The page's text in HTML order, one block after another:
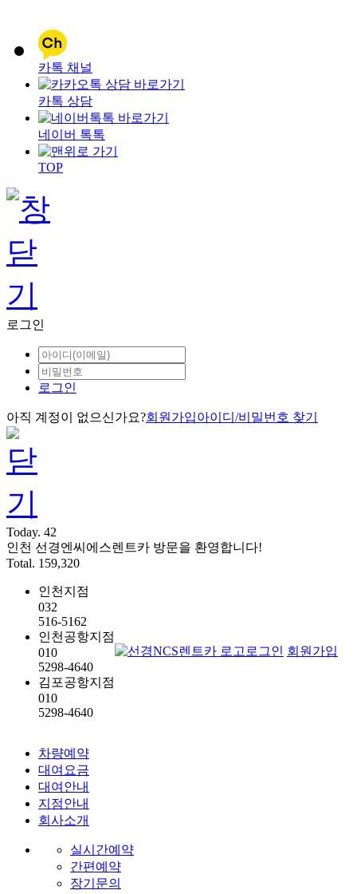
카톡 채널
카톡 상담
네이버 톡톡
TOP
로그인
로그인
아직 계정이 없으신가요?회원가입아이디/비밀번호 찾기
Today. 42
인천 선경엔씨에스렌트카 방문을 환영합니다!
Total. 159,320
인천지점
032
516-5162
인천공항지점
010
5298-4640
김포공항지점
010
5298-4640
로그인 회원가입
차량예약
대여요금
대여안내
지점안내
회사소개
실시간예약
간편예약
장기문의